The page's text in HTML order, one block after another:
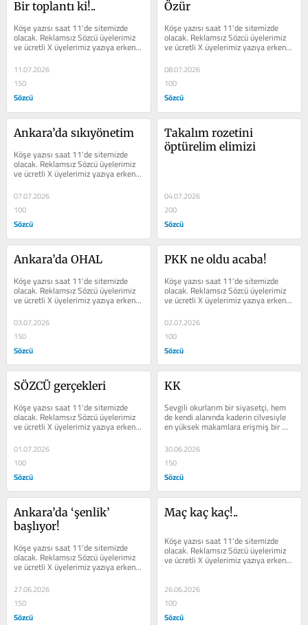
Bir toplantı ki!..
Köşe yazısı saat 11'de sitemizde
olacak. Reklamsız Sözcü üyelerimiz
ve ücretli X üyelerimiz yazıya erken
erişim sağlayabilir.
11.07.2026
150
Sözcü
Özür
Köşe yazısı saat 11'de sitemizde
olacak. Reklamsız Sözcü üyelerimiz
ve ücretli X üyelerimiz yazıya erken
erişim sağlayabilir.
08.07.2026
100
Sözcü
Ankara’da sıkıyönetim
Köşe yazısı saat 11'de sitemizde
olacak. Reklamsız Sözcü üyelerimiz
ve ücretli X üyelerimiz yazıya erken
erişim sağlayabilir.
07.07.2026
100
Sözcü
Takalım rozetini
öptürelim elimizi
04.07.2026
200
Sözcü
Ankara’da OHAL
Köşe yazısı saat 11'de sitemizde
olacak. Reklamsız Sözcü üyelerimiz
ve ücretli X üyelerimiz yazıya erken
erişim sağlayabilir.
03.07.2026
150
Sözcü
PKK ne oldu acaba!
Köşe yazısı saat 11'de sitemizde
olacak. Reklamsız Sözcü üyelerimiz
ve ücretli X üyelerimiz yazıya erken
erişim sağlayabilir.
02.07.2026
100
Sözcü
SÖZCÜ gerçekleri
Köşe yazısı saat 11'de sitemizde
olacak. Reklamsız Sözcü üyelerimiz
ve ücretli X üyelerimiz yazıya erken
erişim sağlayabilir.
01.07.2026
100
Sözcü
KK
Sevgili okurlarım bir siyasetçi, hem
de kendi alanında kaderin cilvesiyle
en yüksek makamlara erişmiş bir
siyasetçi kendini bundan daha çok...
30.06.2026
150
Sözcü
Ankara’da ‘şenlik’
başlıyor!
Köşe yazısı saat 11'de sitemizde
olacak. Reklamsız Sözcü üyelerimiz
ve ücretli X üyelerimiz yazıya erken
erişim sağlayabilir.
27.06.2026
150
Sözcü
Maç kaç kaç!..
Köşe yazısı saat 11'de sitemizde
olacak. Reklamsız Sözcü üyelerimiz
ve ücretli X üyelerimiz yazıya erken
erişim sağlayabilir.
26.06.2026
100
Sözcü